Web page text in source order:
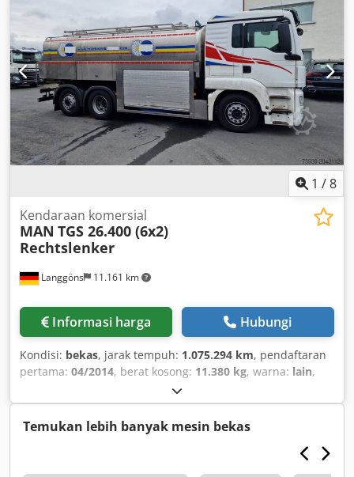
depan:
275/70 R22.5 , 11mm , jumlah tempat duduk:
kabin pengemudi:kabin harian, berat operasi:18.000 kg
Perlengkapan:pendingin udara,
1 /8
Langgöns 11.161 km
Kendaraan komersial
MAN TGS 26.400 (6x2)
Rechtslenker
Informasi harga Hubungi
Kondisi: bekas, jarak tempuh: 1.075.294 km, pendaftaran
pertama: 04/2014, berat kosong: 11.380 kg, warna: lain,
3 gandar, rem:
perpindahan gigi:otomatis, jenis bahan bakar:diesel,
kelas emisi: Euro 5 , daya:294 kW (399,73 hp)
, jumlah tempat duduk:
ABS, kendali jelajah, komputer bawaan,
kopling trailer, kunci diferensial, pendingin udara
Temukan lebih banyak mesin bekas